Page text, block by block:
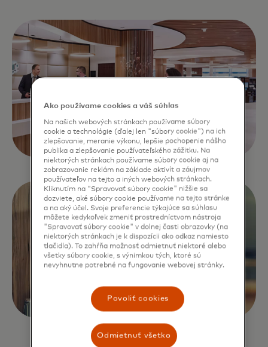
Ako používame cookies a váš súhlas
Na našich webových stránkach používame súbory
cookie a technológie (ďalej len "súbory cookie") na ich
zlepšovanie, meranie výkonu, lepšie pochopenie nášho
publika a zlepšovanie používateľského zážitku. Na
niektorých stránkach používame súbory cookie aj na
zobrazovanie reklám na základe aktivít a záujmov
používateľov na tejto a iných webových stránkach.
Kliknutím na "Spravovať súbory cookie" nižšie sa
dozviete, aké súbory cookie používame na tejto stránke
a na aký účel. Svoje preferencie týkajúce sa súhlasu
môžete kedykoľvek zmeniť prostredníctvom nástroja
"Spravovať súbory cookie" v dolnej časti obrazovky (na
niektorých stránkach je k dispozícii ako odkaz namiesto
tlačidla). To zahŕňa možnosť odmietnuť niektoré alebo
všetky súbory cookie, s výnimkou tých, ktoré sú
nevyhnutne potrebné na fungovanie webovej stránky.
Povoliť cookies
Odmietnuť všetko